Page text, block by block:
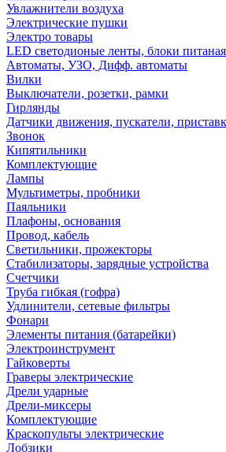
Увлажнители воздуха
Электрические пушки
Электро товары
LED светодионые ленты, блоки питаная
Автоматы, УЗО, Дифф. автоматы
Вилки
Выключатели, розетки, рамки
Гирлянды
Датчики движения, пускатели,
Звонок
Кипятильники
Комплектующие
Лампы
Мультиметры, пробники
Паяльники
Плафоны, основания
Провод, кабель
Светильники, прожекторы
Стабилизаторы, зарядные устройства
Счетчики
Труба гибкая (гофра)
Удлинители, сетевые фильтры
Фонари
Элементы питания (батарейки)
Электроинструмент
Гайковерты
Граверы электрические
Дрели ударные
Дрели-миксеры
Комплектующие
Краскопульты электрические
Лобзики